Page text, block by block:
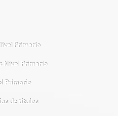
Primario
Nivel Primario
Primario
de títulos